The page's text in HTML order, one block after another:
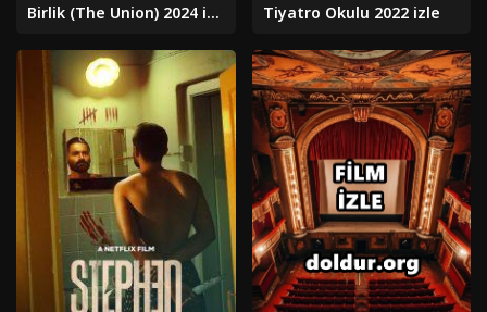
Birlik (The Union) 2024 izle Tiyatro Okulu 2022 izle